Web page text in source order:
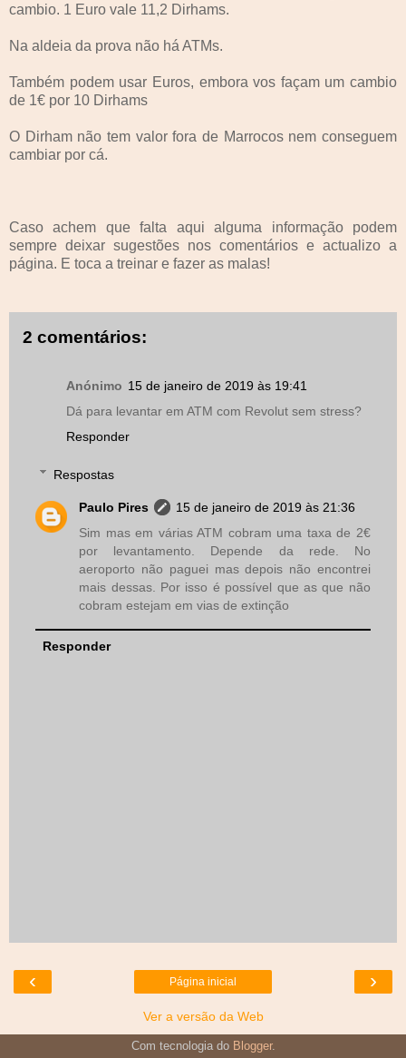
cambio. 1 Euro vale 11,2 Dirhams.
Na aldeia da prova não há ATMs.
Também podem usar Euros, embora vos façam um cambio
de 1€ por 10 Dirhams
O Dirham não tem valor fora de Marrocos nem conseguem
cambiar por cá.
Caso achem que falta aqui alguma informação podem
sempre deixar sugestões nos comentários e actualizo a
página. E toca a treinar e fazer as malas!
2 comentários:
Anónimo 15 de janeiro de 2019 às 19:41
Dá para levantar em ATM com Revolut sem stress?
Responder
Respostas
Paulo Pires
15 de janeiro de 2019 às 21:36
Sim mas em várias ATM cobram uma taxa de 2€
por levantamento. Depende da rede. No
aeroporto não paguei mas depois não encontrei
mais dessas. Por isso é possível que as que não
cobram estejam em vias de extinção
Responder
‹ ›
Página inicial
Ver a versão da Web
Com tecnologia do Blogger.